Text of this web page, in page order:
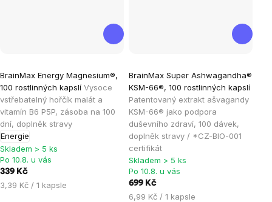
BrainMax Energy Magnesium®,
100 rostlinných kapslí Vysoce
vstřebatelný hořčík malát a
vitamín B6 P5P, zásoba na 100
dní, doplněk stravy
Energie
hodnocení
produktu
je
5,0
z
5
hvězdiček.
Skladem > 5 ks
Po 10.8. u vás
339 Kč
Měrná
3,39 Kč / 1 kapsle
BrainMax Super Ashwagandha®
KSM-66®, 100 rostlinných kapslí
Patentovaný extrakt ašvagandy
KSM-66® jako podpora
duševního zdraví, 100 dávek,
doplněk stravy / *CZ-BIO-001
certifikát
hodnocení
produktu
je
4,8
z
5
hvězdiček.
Skladem > 5 ks
Po 10.8. u vás
699 Kč
Měrná
6,99 Kč / 1 kapsle